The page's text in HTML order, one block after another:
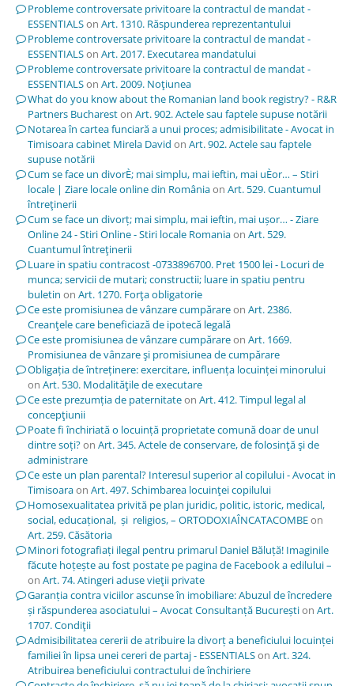
Probleme controversate privitoare la contractul de mandat -
ESSENTIALSon Art. 1310. Răspunderea reprezentantului
Probleme controversate privitoare la contractul de mandat -
ESSENTIALSon Art. 2017. Executarea mandatului
Probleme controversate privitoare la contractul de mandat -
ESSENTIALSon Art. 2009. Noţiunea
What do you know about the Romanian land book registry? - R&R
Partners Buchareston Art. 902. Actele sau faptele supuse notării
Notarea în cartea funciară a unui proces; admisibilitate - Avocat in
Timisoara cabinet Mirela David on Art. 902. Actele sau faptele
supuse notării
Cum se face un divorÈ; mai simplu, mai ieftin, mai uÈor… – Stiri
locale | Ziare locale online din Româniaon Art. 529. Cuantumul
întreţinerii
Cum se face un divorț; mai simplu, mai ieftin, mai ușor… - Ziare
Online 24 - Stiri Online - Stiri locale Romaniaon Art. 529.
Cuantumul întreţinerii
Luare in spatiu contracost -0733896700. Pret 1500 lei - Locuri de
munca; servicii de mutari; constructii; luare in spatiu pentru
buletin on Art. 1270. Forţa obligatorie
Ce este promisiunea de vânzare cumpărareon Art. 2386.
Creanţele care beneficiază de ipotecă legală
Ce este promisiunea de vânzare cumpărareon Art. 1669.
Promisiunea de vânzare şi promisiunea de cumpărare
Obligația de întreținere: exercitare, influența locuinței minorului
on Art. 530. Modalităţile de executare
Ce este prezumția de paternitateon Art. 412. Timpul legal al
concepţiunii
Poate fi închiriată o locuință proprietate comună doar de unul
dintre soți?on Art. 345. Actele de conservare, de folosinţă şi de
administrare
Ce este un plan parental? Interesul superior al copilului - Avocat in
Timisoaraon Art. 497. Schimbarea locuinţei copilului
Homosexualitatea privită pe plan juridic, politic, istoric, medical,
social, educațional, și religios, – ORTODOXIAÎNCATACOMBEon
Art. 259. Căsătoria
Minori fotografiați ilegal pentru primarul Daniel Băluță! Imaginile
făcute hoțește au fost postate pe pagina de Facebook a edilului –
on Art. 74. Atingeri aduse vieţii private
Garanția contra viciilor ascunse în imobiliare: Abuzul de încredere
și răspunderea asociatului – Avocat Consultanță Bucureștion Art.
1707. Condiţii
Admisibilitatea cererii de atribuire la divorț a beneficiului locuinței
familiei în lipsa unei cereri de partaj - ESSENTIALSon Art. 324.
Atribuirea beneficiului contractului de închiriere